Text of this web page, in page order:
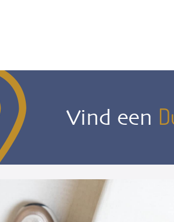
Vind een